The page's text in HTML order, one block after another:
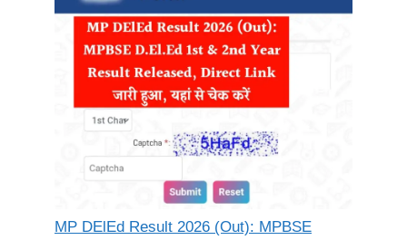
MP DElEd Result 2026 (Out): MPBSE